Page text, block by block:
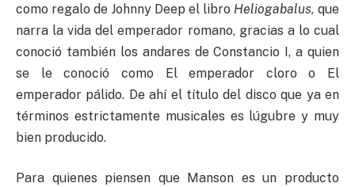
como regalo de Johnny Deep el libro Heliogabalus, que
narra la vida del emperador romano, gracias a lo cual
conoció también los andares de Constancio I, a quien
se le conoció como El emperador cloro o El
emperador pálido. De ahí el título del disco que ya en
términos estrictamente musicales es lúgubre y muy
bien producido.
Para quienes piensen que Manson es un producto